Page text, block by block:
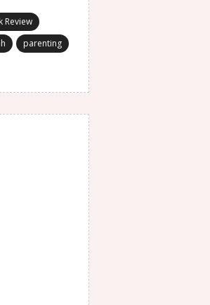
Review
parenting